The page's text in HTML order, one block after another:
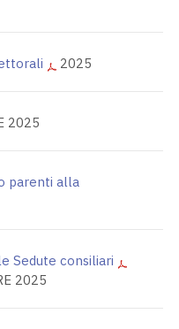
2025
2025
parenti alla
Sedute consiliari
2025